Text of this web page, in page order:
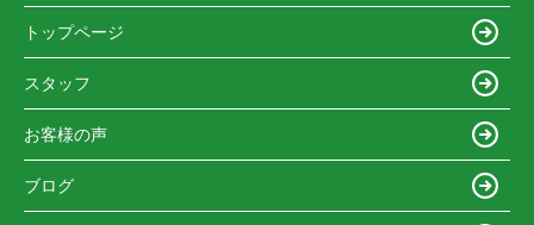
トップページ
スタッフ
お客様の声
ブログ